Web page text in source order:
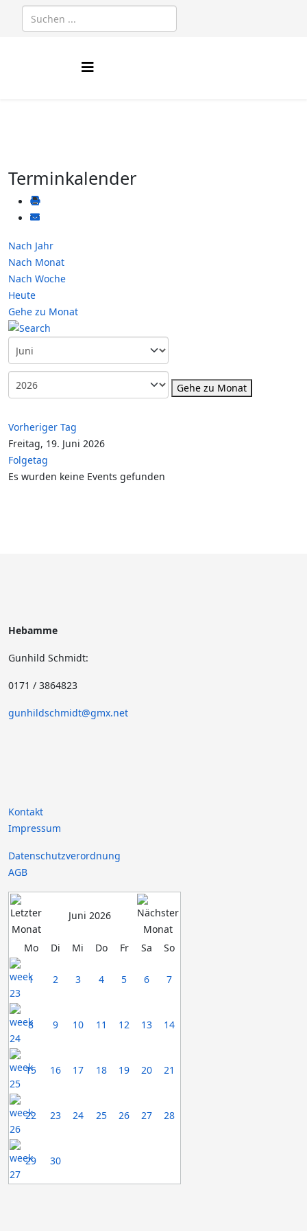
Terminkalender
Nach Jahr
Nach Monat
Nach Woche
Heute
Gehe zu Monat
Gehe zu Monat
Vorheriger Tag
Freitag, 19. Juni 2026
Folgetag
Es wurden keine Events gefunden
Hebamme
Gunhild Schmidt:
0171 / 3864823
gunhildschmidt@gmx.net
Kontakt
Impressum
Datenschutzverordnung
AGB
Juni 2026
Mo Di Mi Do Fr Sa So
1 2 3 4 5 6 7
8 9 10 11 12 13 14
15 16 17 18 19 20 21
22 23 24 25 26 27 28
29 30